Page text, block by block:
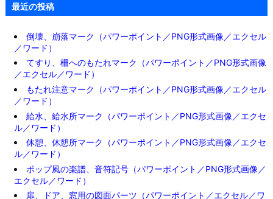
最近の投稿
倒壊、崩落マーク（パワーポイント／PNG形式画像／エクセル
／ワード）
てすり、柵へのもたれマーク（パワーポイント／PNG形式画像
／エクセル／ワード）
もたれ注意マーク（パワーポイント／PNG形式画像／エクセル
／ワード）
給水、給水所マーク（パワーポイント／PNG形式画像／エクセ
ル／ワード）
休憩、休憩所マーク（パワーポイント／PNG形式画像／エクセ
ル／ワード）
ポップ風の楽譜、音符記号（パワーポイント／PNG形式画像／
エクセル／ワード）
扉、ドア、窓用の図面パーツ（パワーポイント／エクセル／ワ